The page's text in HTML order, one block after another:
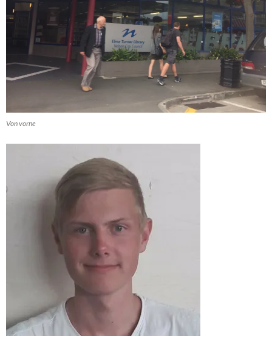
Von vorne